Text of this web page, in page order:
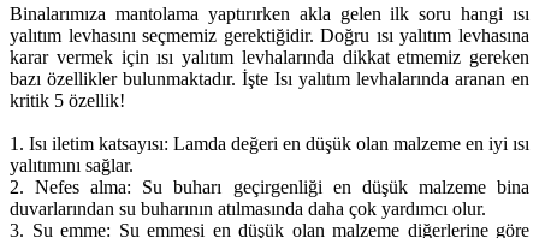
Binalarımıza mantolama yaptırırken akla gelen ilk soru hangi ısı
yalıtım levhasını seçmemiz gerektiğidir. Doğru ısı yalıtım levhasına
karar vermek için ısı yalıtım levhalarında dikkat etmemiz gereken
bazı özellikler bulunmaktadır. İşte Isı yalıtım levhalarında aranan en
kritik 5 özellik!
1. Isı iletim katsayısı: Lamda değeri en düşük olan malzeme en iyi ısı
yalıtımını sağlar.
2. Nefes alma: Su buharı geçirgenliği en düşük malzeme bina
duvarlarından su buharının atılmasında daha çok yardımcı olur.
3. Su emme: Su emmesi en düşük olan malzeme diğerlerine göre